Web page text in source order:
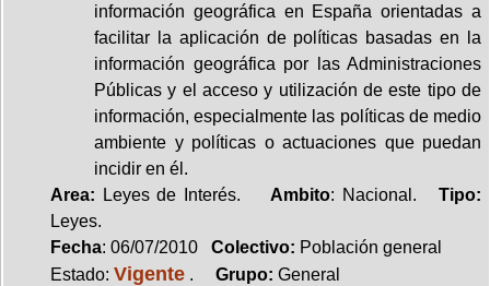
información geográfica en España orientadas a
facilitar la aplicación de políticas basadas en la
información geográfica por las Administraciones
Públicas y el acceso y utilización de este tipo de
información, especialmente las políticas de medio
ambiente y políticas o actuaciones que puedan
incidir en él.
Area: Leyes de Interés. Ambito: Nacional.Tipo:
Leyes.
Fecha: 06/07/2010 Colectivo: Población general
Estado: Vigente . Grupo: General